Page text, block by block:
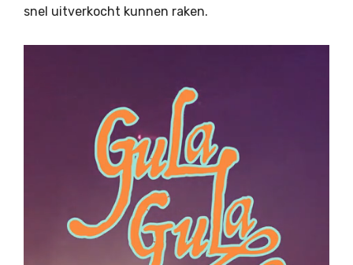
snel uitverkocht kunnen raken.